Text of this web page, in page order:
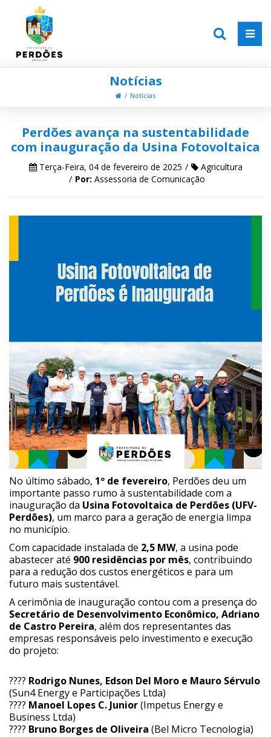
Notícias
Notícias
Perdões avança na sustentabilidade
com inauguração da Usina Fotovoltaica
Terça-Feira, 04 de fevereiro de 2025
Agricultura
Por: Assessoria de Comunicação
No último sábado, 1º de fevereiro, Perdões deu um
importante passo rumo à sustentabilidade com a
inauguração da Usina Fotovoltaica de Perdões (UFV-
Perdões), um marco para a geração de energia limpa
no município.
Com capacidade instalada de 2,5 MW, a usina pode
abastecer até 900 residências por mês, contribuindo
para a redução dos custos energéticos e para um
futuro mais sustentável.
A cerimônia de inauguração contou com a presença do
Secretário de Desenvolvimento Econômico, Adriano
de Castro Pereira, além dos representantes das
empresas responsáveis pelo investimento e execução
do projeto:
???? Rodrigo Nunes, Edson Del Moro e Mauro Sérvulo
(Sun4 Energy e Participações Ltda)
???? Manoel Lopes C. Junior(Impetus Energy e
Business Ltda)
???? Bruno Borges de Oliveira (Bel Micro Tecnologia)